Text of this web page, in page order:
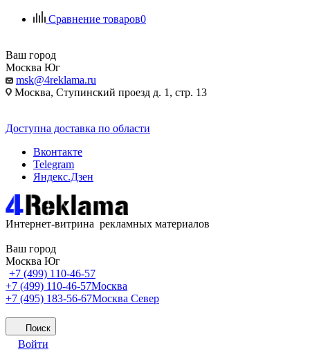
Сравнение товаров0
Ваш город
Москва Юг
msk@4reklama.ru
Москва, Ступинский проезд д. 1, стр. 13
Доступна доставка по области
Вконтакте
Telegram
Яндекс.Дзен
Интернет-витрина рекламных материалов
Ваш город
Москва Юг
+7 (499) 110-46-57
+7 (499) 110-46-57Москва
+7 (495) 183-56-67Москва Север
Поиск
Войти